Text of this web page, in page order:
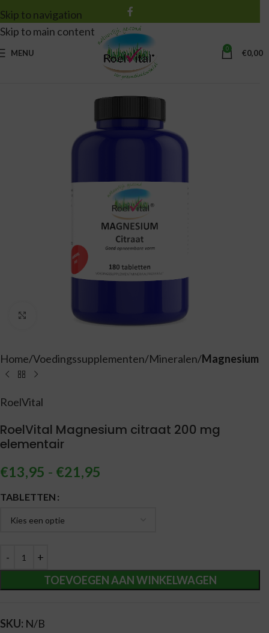
Skip to navigation
Skip to main content
MENU 0 €0,00
Vergroten
Home Voedingssupplementen Mineralen Magnesium
RoelVital
RoelVital Magnesium citraat 200 mg
elementair
€13,95 - €21,95
TABLETTEN
TOEVOEGEN AAN WINKELWAGEN
Alternative:
SKU: N/B